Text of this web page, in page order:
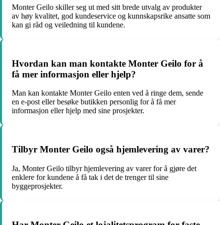
Monter Geilo skiller seg ut med sitt brede utvalg av produkter
av høy kvalitet, god kundeservice og kunnskapsrike ansatte som
kan gi råd og veiledning til kundene.
Hvordan kan man kontakte Monter Geilo for å
få mer informasjon eller hjelp?
Man kan kontakte Monter Geilo enten ved å ringe dem, sende
en e-post eller besøke butikken personlig for å få mer
informasjon eller hjelp med sine prosjekter.
Tilbyr Monter Geilo også hjemlevering av varer?
Ja, Monter Geilo tilbyr hjemlevering av varer for å gjøre det
enklere for kundene å få tak i det de trenger til sine
byggeprosjekter.